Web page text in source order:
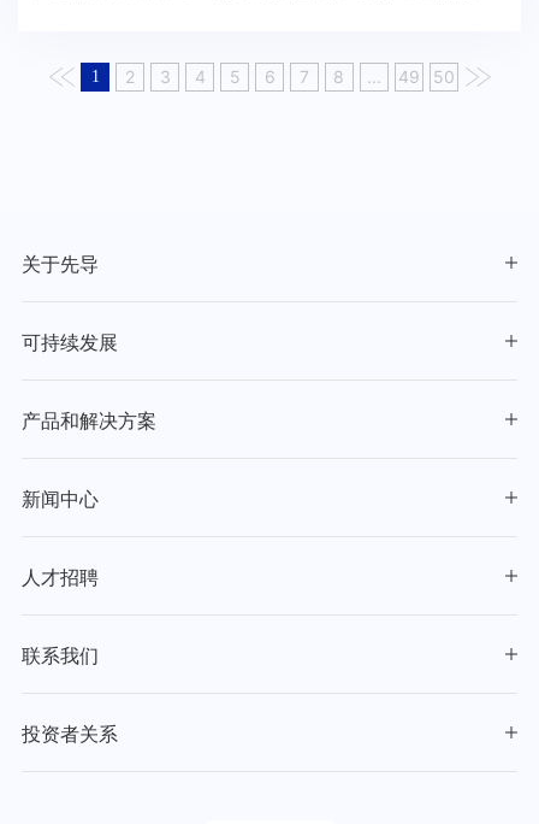
1 2 3 4 5 6 7 8 ... 49 50
关于先导
可持续发展
产品和解决方案
新闻中心
人才招聘
联系我们
投资者关系